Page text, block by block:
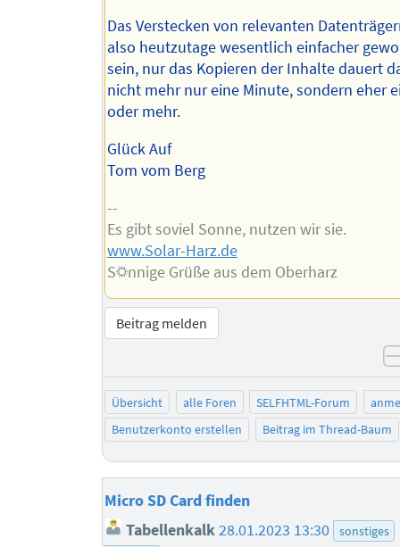
Das Verstecken von relevanten
also heutzutage wesentlich einfacher
sein, nur das Kopieren der Inhalte dauert
nicht mehr nur eine Minute, sondern eher
oder mehr.
Glück Auf
Tom vom Berg
--
Es gibt soviel Sonne, nutzen wir sie.
www.Solar-Harz.de
S☼nnige Grüße aus dem Oberharz
Beitrag melden
Übersicht alle Foren SELFHTML-Forum
Benutzerkonto erstellen
Beitrag im Thread-Baum
Micro SD Card finden
Tabellenkalk28.01.2023 13:30
sonstiges